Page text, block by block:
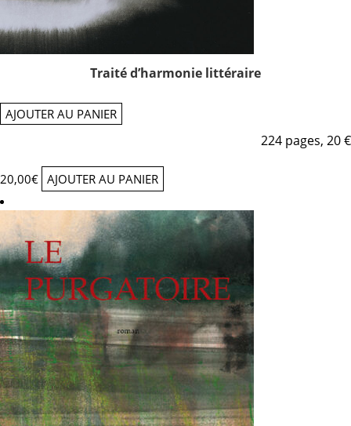
Traité d’harmonie littéraire
AJOUTER AU PANIER
224 pages, 20 €
20,00€ AJOUTER AU PANIER